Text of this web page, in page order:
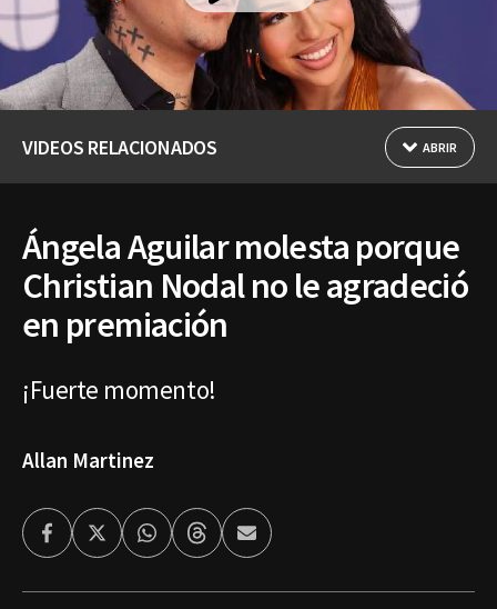
VIDEOS RELACIONADOS ABRIR
Ángela Aguilar molesta porque
Christian Nodal no le agradeció
en premiación
¡Fuerte momento!
Allan Martinez
FacebookTwitterWhatsappThreadsEnviar
por